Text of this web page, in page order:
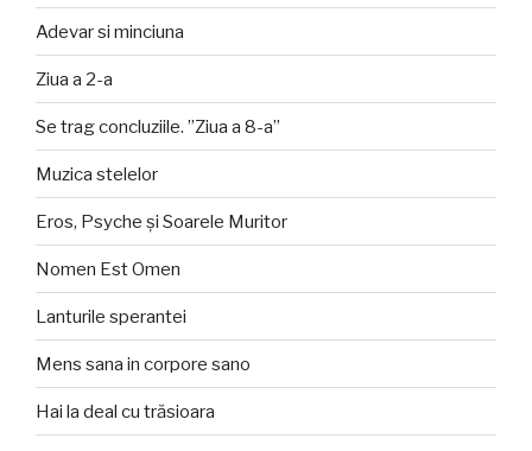
Adevar si minciuna
Ziua a 2-a
Se trag concluziile. ”Ziua a 8-a”
Muzica stelelor
Eros, Psyche și Soarele Muritor
Nomen Est Omen
Lanturile sperantei
Mens sana in corpore sano
Hai la deal cu trăsioara